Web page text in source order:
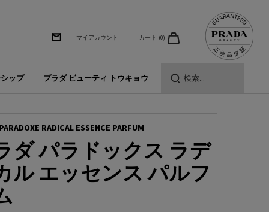
マイアカウント カート 0
ップ プラダ ビューティ トウキョウ 検索...
RADICAL ESSENCE PARFUM
ダ パラドックス ラデ
ル エッセンス パルフ